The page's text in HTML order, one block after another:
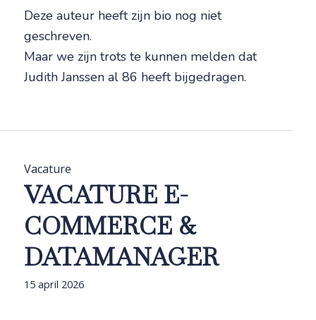
Deze auteur heeft zijn bio nog niet
geschreven.
Maar we zijn trots te kunnen melden dat
Judith Janssenal 86 heeft bijgedragen.
Vacature
VACATURE E-
COMMERCE &
DATAMANAGER
15 april 2026